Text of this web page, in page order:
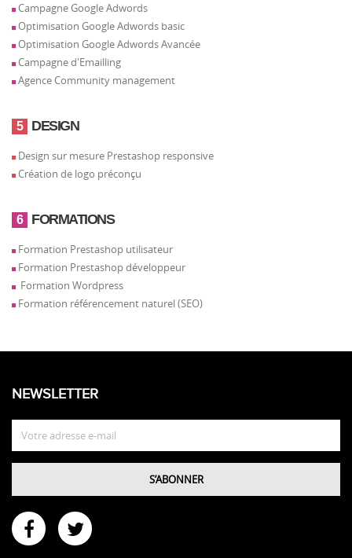
Campagne Google Adwords
Optimisation Google Adwords basic
Optimisation Google Adwords Avancée
Campagne d'Emailling
Agence Community management
5 DESIGN
Design sur mesure Prestashop responsive
Création de logo préconçu
6 FORMATIONS
Formation Prestashop utilisateur
Formation Prestashop développeur
Formation Wordpress
Formation référencement naturel (SEO)
NEWSLETTER